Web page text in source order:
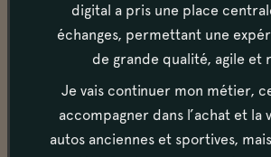
Carrosserie
La voiture est en bon état extérieur. La
repeinte il y a quelques années,
défauts d'aspects. La capote est en
couvre capote est également présent.
équipée de deux feux longue-portée.
digital a pris une place
échanges, permettant une
de grande qualité, agile et
Je vais continuer mon métier,
accompagner dans l’achat et la
autos anciennes et sportives,